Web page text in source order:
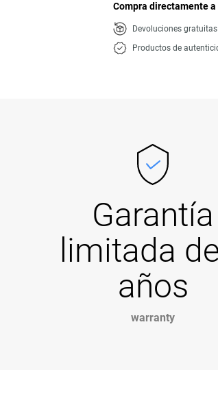
Compra directamente a
Devoluciones
Productos de
Garantía
limitada
años
warranty